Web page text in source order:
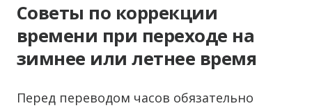
Советы по коррекции
времени при переходе на
зимнее или летнее время
Перед переводом часов обязательно